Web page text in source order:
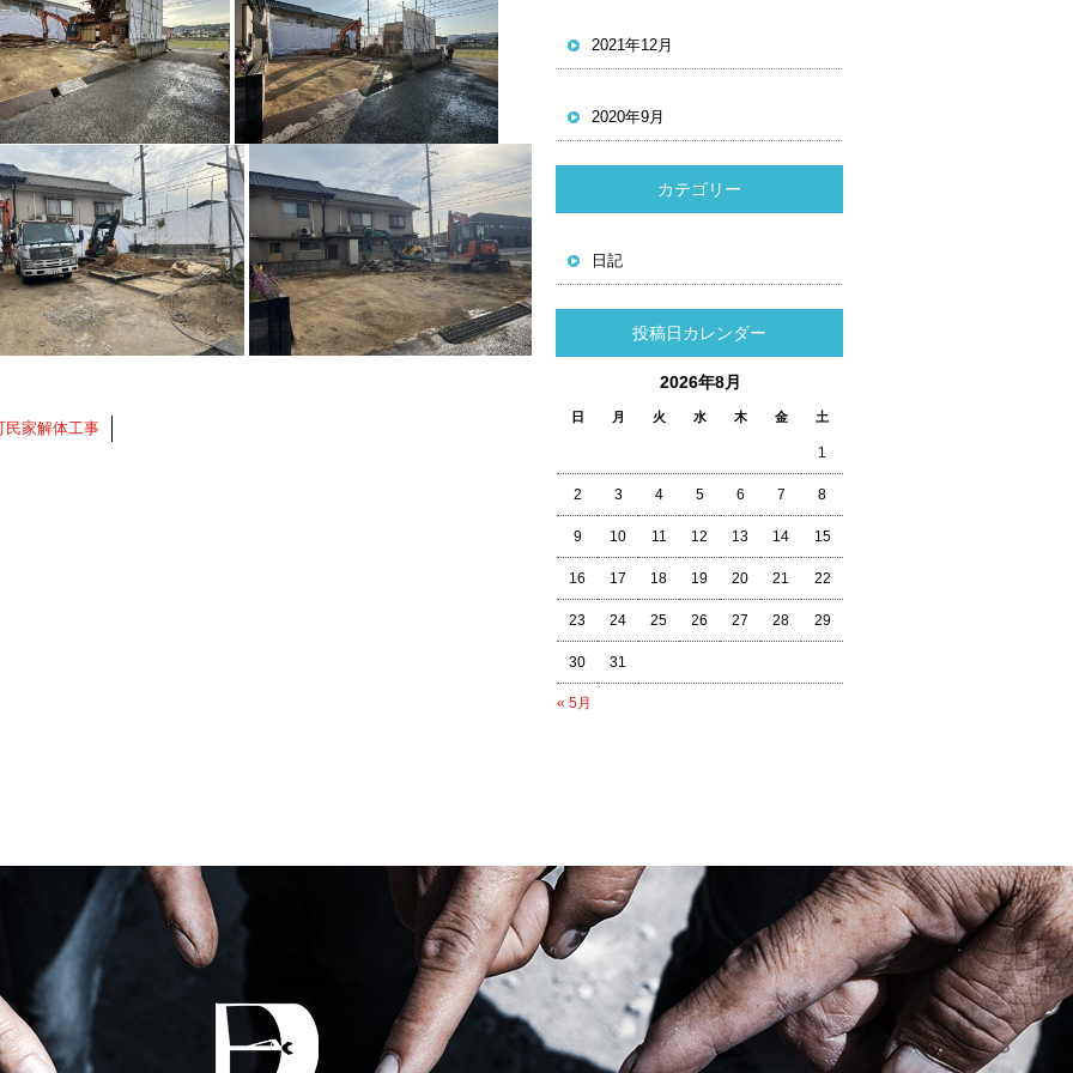
家解体工事
2021年12月
2020年9月
カテゴリー
日記
投稿日カレンダー
2026年8月
日 月 火 水 木 金 土
« 5月
1
2 3 4 5 6 7 8
9 10 11 12 13 14 15
16 17 18 19 20 21 22
23 24 25 26 27 28 29
30 31